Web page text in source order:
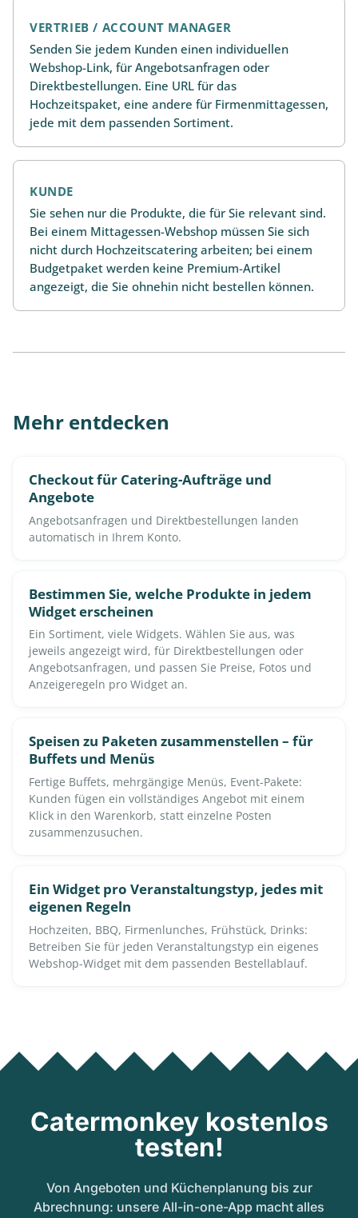
VERTRIEB / ACCOUNT MANAGER
Senden Sie jedem Kunden einen individuellen
Webshop-Link, für Angebotsanfragen oder
Direktbestellungen. Eine URL für das
Hochzeitspaket, eine andere für Firmenmittagessen,
jede mit dem passenden Sortiment.
KUNDE
Sie sehen nur die Produkte, die für Sie relevant sind.
Bei einem Mittagessen-Webshop müssen Sie sich
nicht durch Hochzeitscatering arbeiten; bei einem
Budgetpaket werden keine Premium-Artikel
angezeigt, die Sie ohnehin nicht bestellen können.
Mehr entdecken
Checkout für Catering-Aufträge und
Angebote
Angebotsanfragen und Direktbestellungen landen
automatisch in Ihrem Konto.
Bestimmen Sie, welche Produkte in jedem
Widget erscheinen
Ein Sortiment, viele Widgets. Wählen Sie aus, was
jeweils angezeigt wird, für Direktbestellungen oder
Angebotsanfragen, und passen Sie Preise, Fotos und
Anzeigeregeln pro Widget an.
Speisen zu Paketen zusammenstellen – für
Buffets und Menüs
Fertige Buffets, mehrgängige Menüs, Event-Pakete:
Kunden fügen ein vollständiges Angebot mit einem
Klick in den Warenkorb, statt einzelne Posten
zusammenzusuchen.
Ein Widget pro Veranstaltungstyp, jedes mit
eigenen Regeln
Hochzeiten, BBQ, Firmenlunches, Frühstück, Drinks:
Betreiben Sie für jeden Veranstaltungstyp ein eigenes
Webshop-Widget mit dem passenden Bestellablauf.
Catermonkey kostenlos
testen!
Von Angeboten und Küchenplanung bis zur
Abrechnung: unsere All-in-one-App macht alles